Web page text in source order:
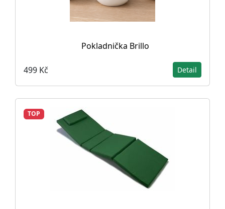
Pokladnička Brillo
499 Kč Detail
TOP